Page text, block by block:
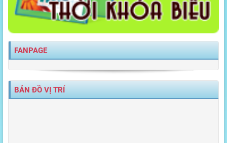
FANPAGE
BẢN ĐỒ VỊ TRÍ